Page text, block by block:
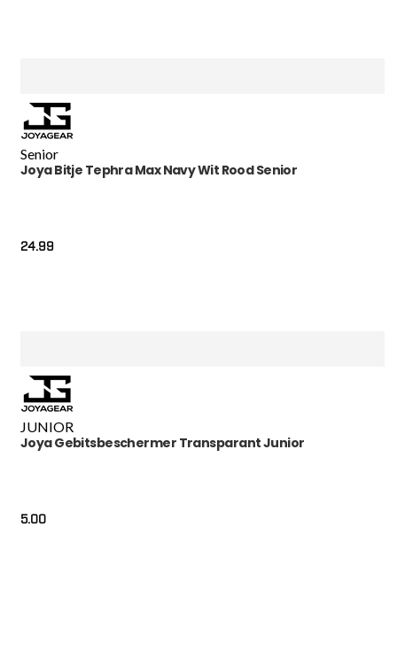
Senior
Joya Bitje Tephra Max Navy Wit Rood Senior
24.99
JUNIOR
Joya Gebitsbeschermer Transparant Junior
5.00